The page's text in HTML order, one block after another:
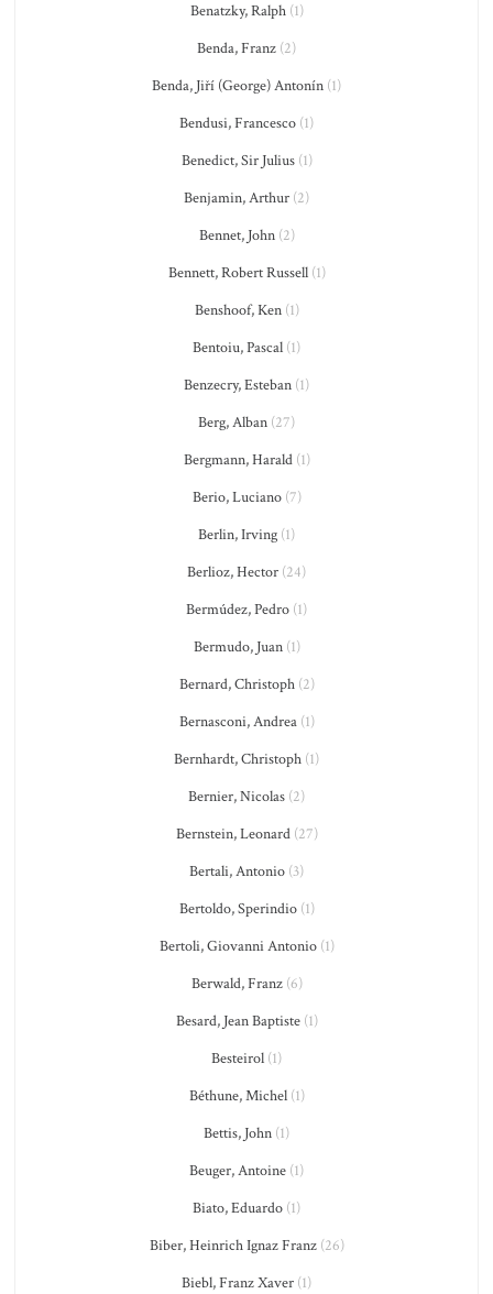
Benatzky, Ralph(1)
Benda, Franz (2)
Benda, Jiří (George) Antonín (1)
Bendusi, Francesco (1)
Benedict, Sir Julius(1)
Benjamin, Arthur (2)
Bennet, John(2)
Bennett, Robert Russell(1)
Benshoof, Ken(1)
Bentoiu, Pascal (1)
Benzecry, Esteban (1)
Berg, Alban (27)
Bergmann, Harald(1)
Berio, Luciano(7)
Berlin, Irving (1)
Berlioz, Hector (24)
Bermúdez, Pedro (1)
Bermudo, Juan(1)
Bernard, Christoph(2)
Bernasconi, Andrea(1)
Bernhardt, Christoph (1)
Bernier, Nicolas (2)
Bernstein, Leonard(27)
Bertali, Antonio (3)
Bertoldo, Sperindio(1)
Bertoli, Giovanni Antonio(1)
Berwald, Franz(6)
Besard, Jean Baptiste(1)
Besteirol (1)
Béthune, Michel(1)
Bettis, John (1)
Beuger, Antoine (1)
Biato, Eduardo (1)
Biber, Heinrich Ignaz Franz(26)
Biebl, Franz Xaver (1)